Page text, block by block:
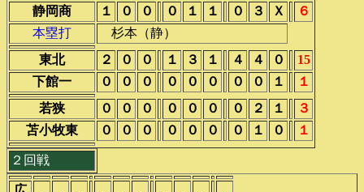
静岡商
１ ０ ０ ０ １ １ ０ ３ Ｘ
６
本塁打
杉本（静）
東北
２ ０ ０ １ ３ １ ４ ４ ０
15
下館一
０ ０ ０ ０ ０ ０ ０ ０ １
１
若狭
０ ０ ０ ０ ０ ０ ０ ２ １
３
苫小牧東
０ ０ ０ ０ ０ ０ ０ １ ０ １
２回戦